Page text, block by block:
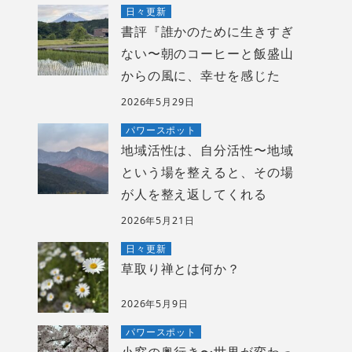
日々更新
書評『誰かのために生きすぎ
ない〜朝のコーヒーと飯盛山
からの風に、幸せを感じた
2026年5月29日
パワースポット
地域活性は、自分活性〜地域
という場を整えると、その場
が人を整え返してくれる
2026年5月21日
日々更新
草取り禅とは何か？
2026年5月9日
パワースポット